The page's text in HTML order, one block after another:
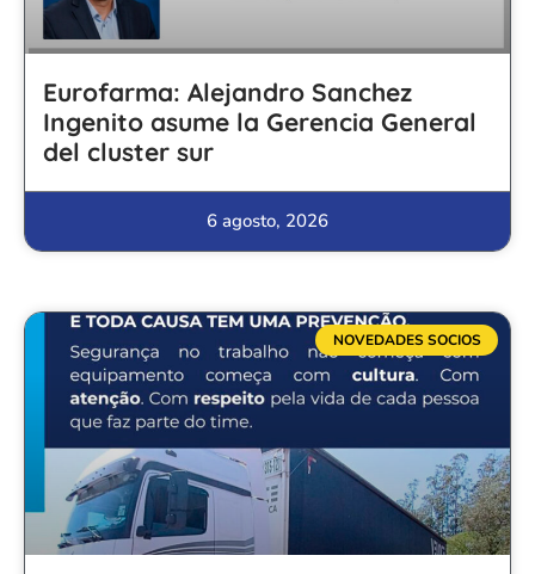
Eurofarma: Alejandro Sanchez
Ingenito asume la Gerencia General
del cluster sur
6 agosto, 2026
NOVEDADES SOCIOS